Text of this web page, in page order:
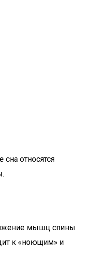
относятся
мышц спины
к «ноющим» и